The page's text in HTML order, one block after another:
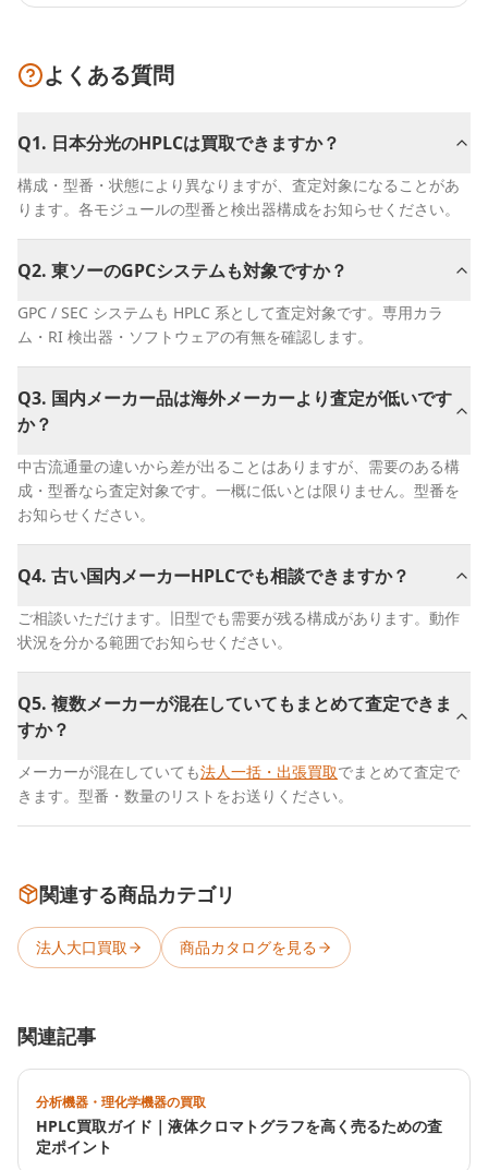
よくある質問
Q1. 日本分光のHPLCは買取できますか？
構成・型番・状態により異なりますが、査定対象になることがあ
ります。各モジュールの型番と検出器構成をお知らせください。
Q2. 東ソーのGPCシステムも対象ですか？
GPC / SEC システムも HPLC 系として査定対象です。専用カラ
ム・RI 検出器・ソフトウェアの有無を確認します。
Q3. 国内メーカー品は海外メーカーより査定が低いです
か？
中古流通量の違いから差が出ることはありますが、需要のある構
成・型番なら査定対象です。一概に低いとは限りません。型番を
お知らせください。
Q4. 古い国内メーカーHPLCでも相談できますか？
ご相談いただけます。旧型でも需要が残る構成があります。動作
状況を分かる範囲でお知らせください。
Q5. 複数メーカーが混在していてもまとめて査定できま
すか？
メーカーが混在していても法人一括・出張買取でまとめて査定で
きます。型番・数量のリストをお送りください。
関連する商品カテゴリ
法人大口買取 商品カタログを見る
関連記事
分析機器・理化学機器の買取
HPLC買取ガイド｜液体クロマトグラフを高く売るための査
定ポイント